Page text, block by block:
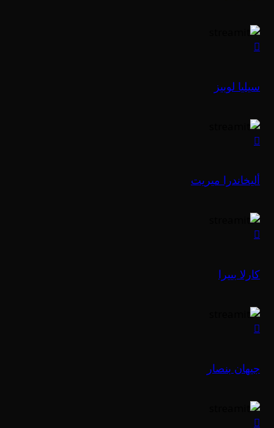
سيليا لوبيز
أليخاندرا ميريت
كارلا بييرا
جيهان بنصار